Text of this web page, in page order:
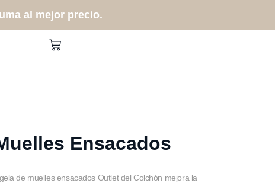
al mejor precio.
Ensacados
de muelles ensacados Outlet del Colchón mejora la